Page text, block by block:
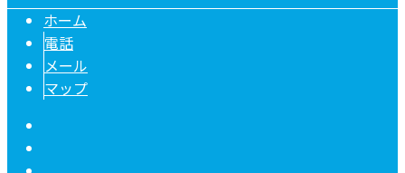
ホーム
電話
メール
マップ